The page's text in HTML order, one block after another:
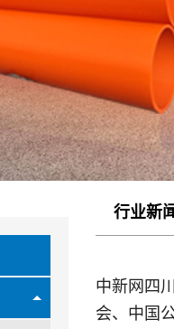
行业新
中新网四
会、中国